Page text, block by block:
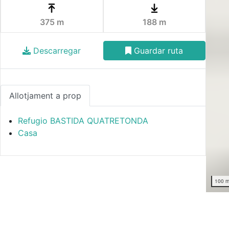
100
375 m 188 m
Descarregar Guardar ruta
Allotjament a prop
Refugio BASTIDA QUATRETONDA
Casa